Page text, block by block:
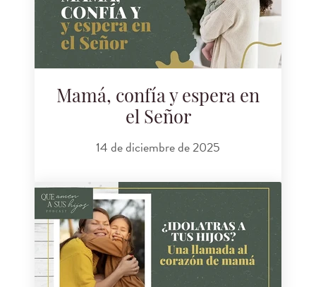
Mamá, confía y espera en
el Señor
14 de diciembre de 2025